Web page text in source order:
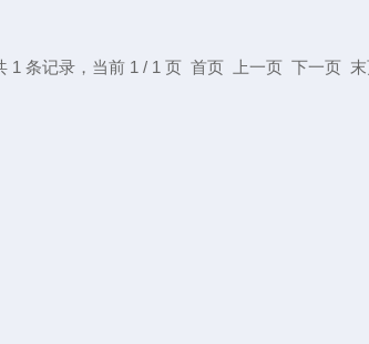
1 条记录，当前 1 / 1 页 首页 上一页 下一页